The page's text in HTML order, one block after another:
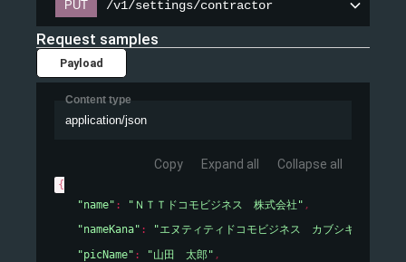
PUT /v1/settings/contractor
Request samples
Payload
Content type
application/json
Copy Expand all Collapse all
{
"name" : "ＮＴＴドコモビジネス　株式会社" ,
"nameKana" : "エヌティティドコモビジネス　カブシキガイシャ"
"picName" : "山田　太郎" ,